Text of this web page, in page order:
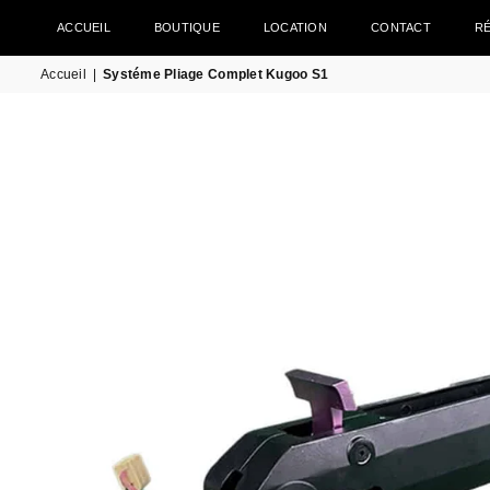
ACCUEIL BOUTIQUE LOCATION CONTACT
Accueil Systéme Pliage Complet Kugoo S1